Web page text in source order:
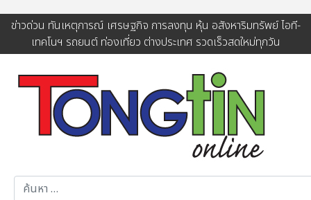
ข่าวด่วน ทันเหตุการณ์ เศรษฐกิจ การลงทุน หุ้น อสังหาริมทรัพย์ ไอที-
เทคโนฯ รถยนต์ ท่องเที่ยว ต่างประเทศ รวดเร็วสดใหม่ทุกวัน